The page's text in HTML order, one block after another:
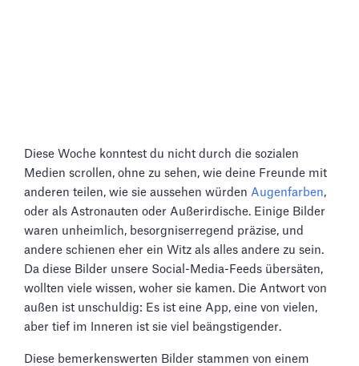
Diese Woche konntest du nicht durch die sozialen
Medien scrollen, ohne zu sehen, wie deine Freunde mit
anderen teilen, wie sie aussehen würden Augenfarben,
oder als Astronauten oder Außerirdische. Einige Bilder
waren unheimlich, besorgniserregend präzise, und
andere schienen eher ein Witz als alles andere zu sein.
Da diese Bilder unsere Social-Media-Feeds übersäten,
wollten viele wissen, woher sie kamen. Die Antwort von
außen ist unschuldig: Es ist eine App, eine von vielen,
aber tief im Inneren ist sie viel beängstigender.
Diese bemerkenswerten Bilder stammen von einem